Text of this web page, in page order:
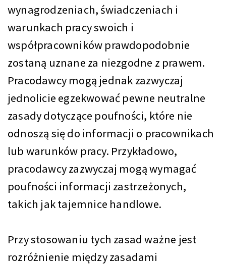
wynagrodzeniach, świadczeniach i
warunkach pracy swoich i
współpracowników prawdopodobnie
zostaną uznane za niezgodne z prawem.
Pracodawcy mogą jednak zazwyczaj
jednolicie egzekwować pewne neutralne
zasady dotyczące poufności, które nie
odnoszą się do informacji o pracownikach
lub warunków pracy. Przykładowo,
pracodawcy zazwyczaj mogą wymagać
poufności informacji zastrzeżonych,
takich jak tajemnice handlowe.
Przy stosowaniu tych zasad ważne jest
rozróżnienie między zasadami